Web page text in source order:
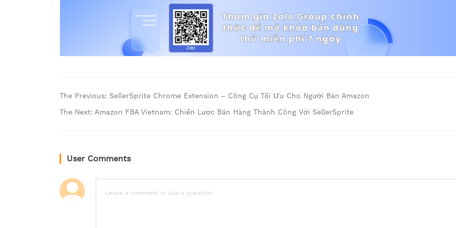
The Previous: SellerSprite Chrome Extension – Công Cụ Tối Ưu Cho Người Bán Amazon
The Next: Amazon FBA Vietnam: Chiến Lược Bán Hàng Thành Công Với SellerSprite
User Comments